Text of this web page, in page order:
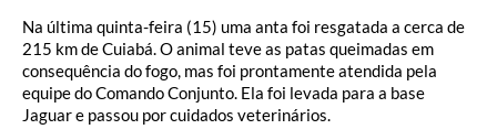
Na última quinta-feira (15) uma anta foi resgatada a cerca de
215 km de Cuiabá. O animal teve as patas queimadas em
consequência do fogo, mas foi prontamente atendida pela
equipe do Comando Conjunto. Ela foi levada para a base
Jaguar e passou por cuidados veterinários.